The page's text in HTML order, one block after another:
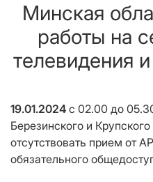
Минская
работы на
телевидения
19.01.2024 с 02.00 до
Березинского и
отсутствовать прием от
обязательного